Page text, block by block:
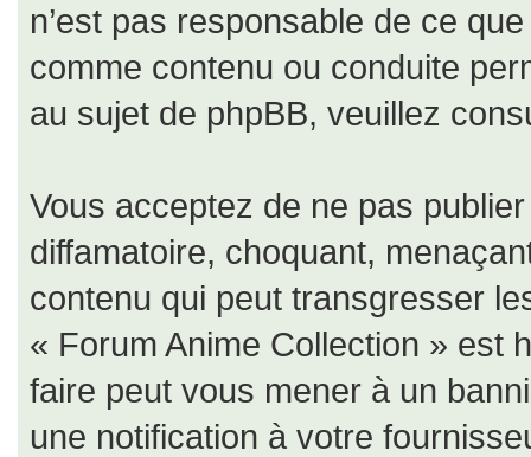
n’est pas responsable de ce
comme contenu ou conduite
au sujet de phpBB, veuillez
Vous acceptez de ne pas
diffamatoire, choquant,
contenu qui peut transgresser
« Forum Anime Collection » est
faire peut vous mener à un
une notification à votre